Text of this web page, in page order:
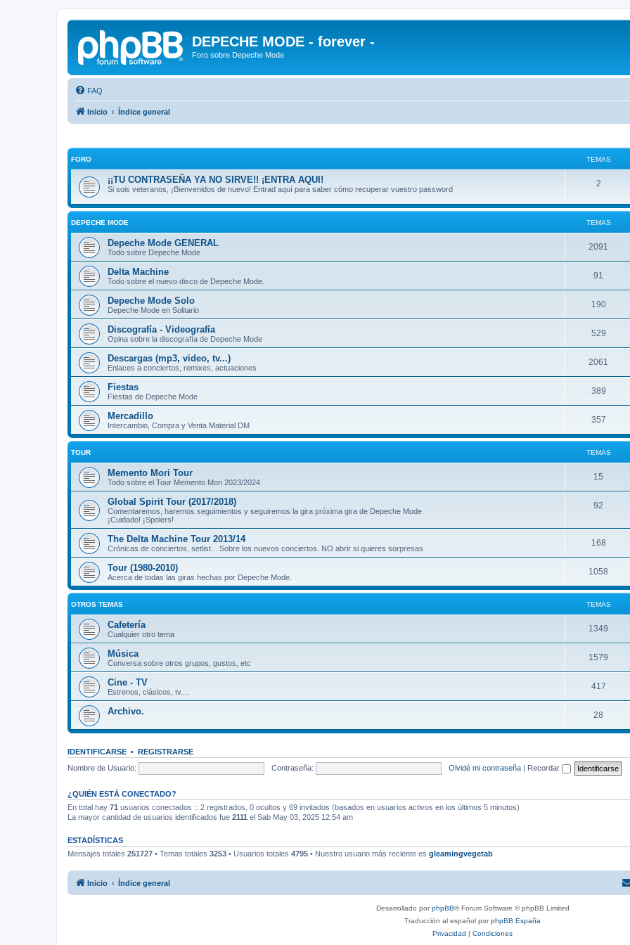
DEPECHE MODE - forever -
Foro sobre Depeche Mode
FAQ
Inicio Índice general
FORO TEMAS
¡¡TU CONTRASEÑA YA NO SIRVE!! ¡ENTRA AQUI!
Si sois veteranos, ¡Bienvenidos de nuevo! Entrad aquí para saber cómo recuperar vuestro password
2
DEPECHE MODE TEMAS
Depeche Mode GENERAL
Todo sobre Depeche Mode
2091
Delta Machine
Todo sobre el nuevo disco de Depeche Mode.
91
Depeche Mode Solo
Depeche Mode en Solitario
190
Discografía - Videografía
Opina sobre la discografía de Depeche Mode
529
Descargas (mp3, video, tv...)
Enlaces a conciertos, remixes, actuaciones
2061
Fiestas
Fiestas de Depeche Mode
389
Mercadillo
Intercambio, Compra y Venta Material DM
357
TOUR TEMAS
Memento Mori Tour
Todo sobre el Tour Memento Mori 2023/2024
15
Global Spirit Tour (2017/2018)
Comentaremos, haremos seguimientos y seguiremos la gira próxima gira de Depeche Mode
¡Cuidado! ¡Spolers!
92
The Delta Machine Tour 2013/14
Crónicas de conciertos, setlist... Sobre los nuevos conciertos. NO abrir si quieres sorpresas
168
Tour (1980-2010)
Acerca de todas las giras hechas por Depeche Mode.
1058
OTROS TEMAS TEMAS
Cafetería
Cualquier otro tema
1349
Música
Conversa sobre otros grupos, gustos, etc
1579
Cine - TV
Estrenos, clásicos, tv....
417
Archivo. 28
IDENTIFICARSE • REGISTRARSE
Nombre de Usuario:
Contraseña: Olvidé mi contraseña | Recordar
¿QUIÉN ESTÁ CONECTADO?
En total hay 71 usuarios conectados :: 2 registrados, 0 ocultos y 69 invitados (basados en usuarios activos en los últimos 5 minutos)
La mayor cantidad de usuarios identificados fue 2111 el Sab May 03, 2025 12:54 am
ESTADÍSTICAS
Mensajes totales 251727 • Temas totales 3253 • Usuarios totales 4795 • Nuestro usuario más reciente es gleamingvegetab
Inicio Índice general
Desarrollado porphpBB® Forum Software © phpBB Limited
Traducción al español porphpBB España
Privacidad | Condiciones